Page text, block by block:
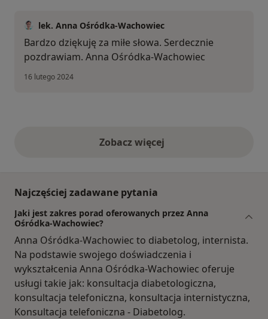
lek. Anna Ośródka-Wachowiec
Bardzo dziękuję za miłe słowa. Serdecznie
pozdrawiam. Anna Ośródka-Wachowiec
16 lutego 2024
Zobacz więcejopinie powyżej
Najczęściej zadawane pytania
Jaki jest zakres porad oferowanych przez Anna
Ośródka-Wachowiec?
Anna Ośródka-Wachowiec to diabetolog, internista.
Na podstawie swojego doświadczenia i
wykształcenia Anna Ośródka-Wachowiec oferuje
usługi takie jak: konsultacja diabetologiczna,
konsultacja telefoniczna, konsultacja internistyczna,
Konsultacja telefoniczna - Diabetolog.